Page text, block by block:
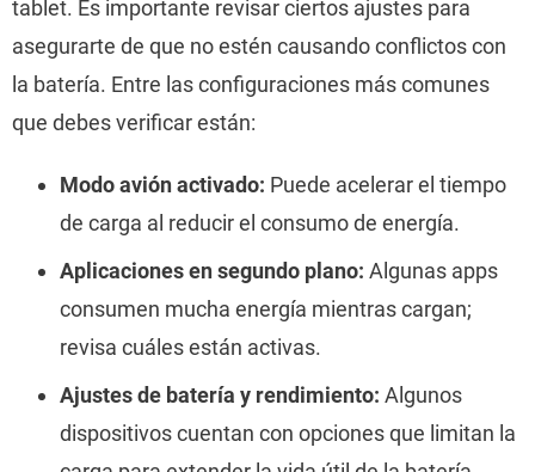
tablet. Es importante revisar ciertos ajustes para
asegurarte de que no estén causando conflictos con
la batería. Entre las configuraciones más comunes
que debes verificar están:
Modo avión activado: Puede acelerar el tiempo
de carga al reducir el consumo de energía.
Aplicaciones en segundo plano: Algunas apps
consumen mucha energía mientras cargan;
revisa cuáles están activas.
Ajustes de batería y rendimiento: Algunos
dispositivos cuentan con opciones que limitan la